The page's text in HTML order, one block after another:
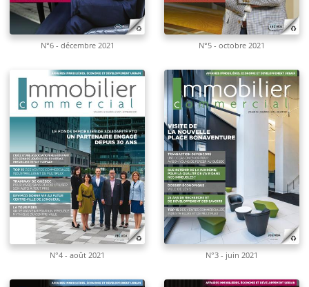
N°6 - décembre 2021 N°5 - octobre 2021
N°4 - août 2021 N°3 - juin 2021